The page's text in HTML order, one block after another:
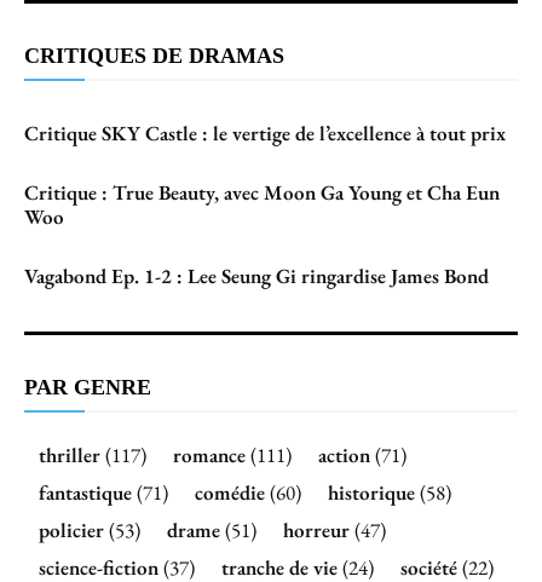
CRITIQUES DE DRAMAS
Critique SKY Castle : le vertige de l’excellence à tout prix
Critique : True Beauty, avec Moon Ga Young et Cha Eun
Woo
Vagabond Ep. 1-2 : Lee Seung Gi ringardise James Bond
PAR GENRE
thriller(117) romance(111) action(71)
fantastique(71) comédie(60) historique(58)
policier(53) drame(51) horreur(47)
science-fiction(37) tranche de vie(24) société(22)